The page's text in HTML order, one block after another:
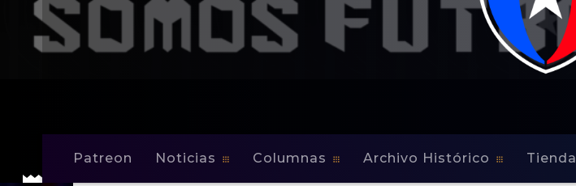
Patreon Noticias Columnas Archivo Histórico Tienda